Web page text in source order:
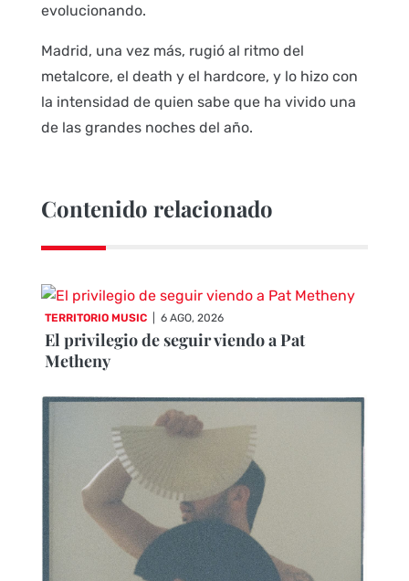
evolucionando.
Madrid, una vez más, rugió al ritmo del
metalcore, el death y el hardcore, y lo hizo con
la intensidad de quien sabe que ha vivido una
de las grandes noches del año.
Contenido relacionado
TERRITORIO MUSIC 6 AGO, 2026
El privilegio de seguir viendo a Pat
Metheny